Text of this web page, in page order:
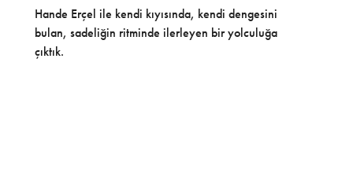
Hande Erçel ile kendi kıyısında, kendi dengesini
bulan, sadeliğin ritminde ilerleyen bir yolculuğa
çıktık.